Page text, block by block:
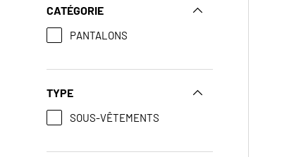
CATÉGORIE
PANTALONS
TYPE
SOUS-VÊTEMENTS